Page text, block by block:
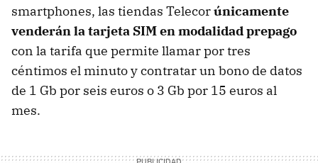
smartphones, las tiendas Telecorúnicamente
venderán la tarjeta SIMen modalidad prepago
con la tarifa que permite llamar por tres
céntimos el minuto y contratar un bono de datos
de 1 Gb por seis euros o 3 Gb por 15 euros al
mes.